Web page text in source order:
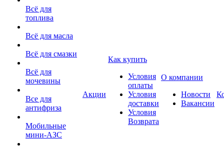
Всё для
топлива
Всё для масла
Всё для смазки
Всё для
мочевины
Все для
антифриза
Мобильные
мини-АЗС
Акции
Как купить
Условия
оплаты
Условия
доставки
Условия
Возврата
О компании
Новости
Вакансии